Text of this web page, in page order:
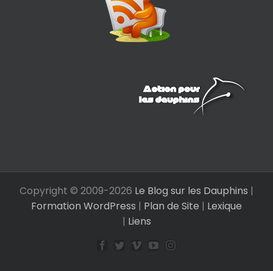
Copyright © 2009-2026 Le Blog sur les Dauphins |
Formation WordPress | Plan de Site | Lexique
| Liens
Facebook
TwitterVimeoYouTubeInstagram